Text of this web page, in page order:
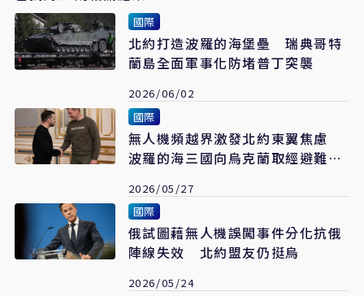
國際
北約打造波羅的海堡壘 瑞典哥特
蘭島全面軍事化防堵普丁突襲
2026/06/02
國際
無人機頻越界激發北約東翼焦慮
波羅的海三國向烏克蘭取經避難設
2026/05/27
國際
俄試圖藉無人機誤闖事件分化抗俄
陣線失效 北約盟友仍挺烏
2026/05/24